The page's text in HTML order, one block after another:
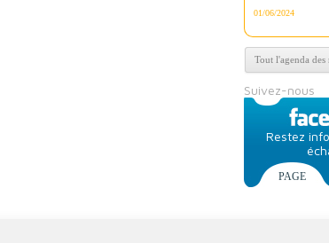
01/06/2024
Tout l'agenda des
Suivez-nous
Restez
PAGE